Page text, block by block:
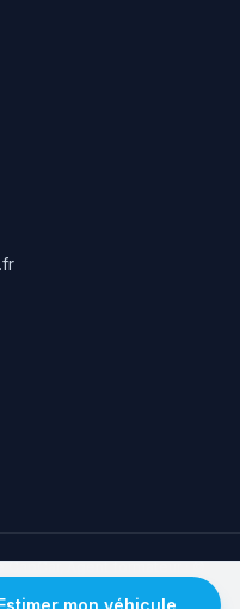
CapCar, Agent formateur· ©
mon véhicule